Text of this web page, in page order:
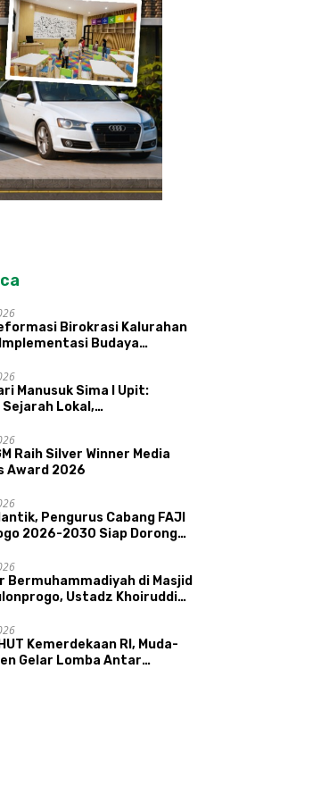
Ketepatan Sasaran Bansos,
Birokrasi Kalurahan
Budaya
DIY
Manusuk Sima I Upit:
Lokal,
dan Ekologi Klaten
Raih Silver Winner Media
Award 2026
Pengurus Cabang FAJI
2026-2030 Siap Dorong
Bermuhammadiyah di Masjid
Ustadz Khoiruddin
Agama
Kemerdekaan RI, Muda-
Gelar Lomba Antar